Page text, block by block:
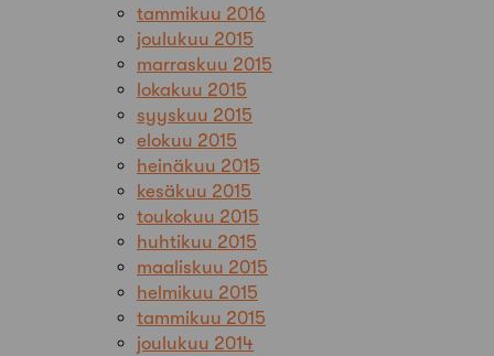
tammikuu 2016
joulukuu 2015
marraskuu 2015
lokakuu 2015
syyskuu 2015
elokuu 2015
heinäkuu 2015
kesäkuu 2015
toukokuu 2015
huhtikuu 2015
maaliskuu 2015
helmikuu 2015
tammikuu 2015
joulukuu 2014